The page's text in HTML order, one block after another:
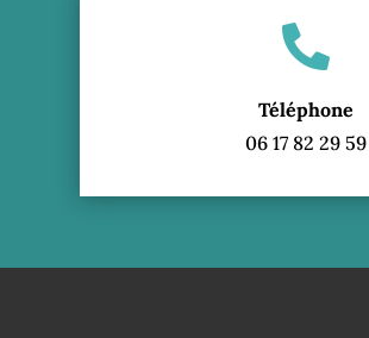

Téléphone
06 17 82 29 59